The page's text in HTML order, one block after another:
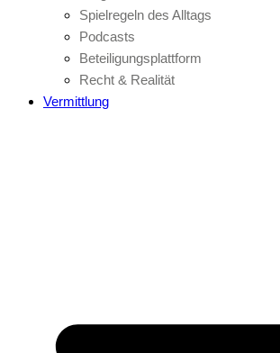
Spielregeln des Alltags
Podcasts
Beteiligungsplattform
Recht & Realität
Vermittlung